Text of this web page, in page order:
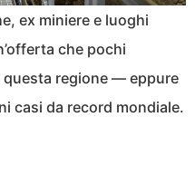
ex miniere e luoghi
che pochi
questa regione — eppure
casi da record mondiale.